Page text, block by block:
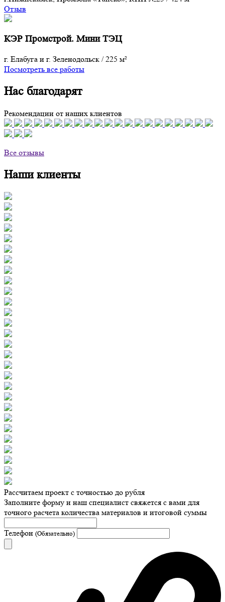
Отзыв
КЭР Промстрой. Мини ТЭЦ
г. Елабуга и г. Зеленодольск /225 м²
Посмотреть все работы
Нас благодарят
Рекомендации от наших клиентов
Все отзывы
Наши клиенты
Рассчитаем проект с точностью до рубля
Заполните форму и наш специалист свяжется с вами для
точного расчета количества материалов и итоговой суммы
Телефон (Обязательно)